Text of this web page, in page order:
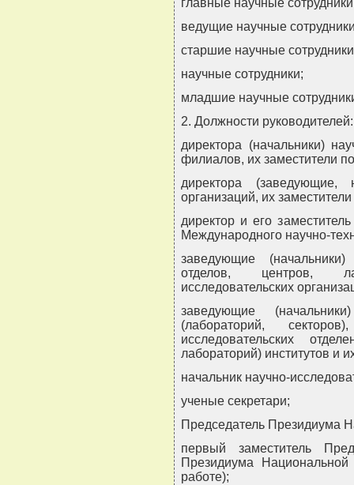
главные научные
ведущие научные
старшие научные
научные сотрудники;
младшие научные
2. Должности руководителей:
директора (начальники)
филиалов, их заместители
директора (заведующие,
организаций, их
директор и его
Международного научно-
заведующие (начальники)
отделов, центров,
исследовательских
заведующие
(лабораторий,
исследовательских
лабораторий) институтов и
начальник научно-
ученые секретари;
Председатель Президиума
первый заместитель
Президиума
работе);